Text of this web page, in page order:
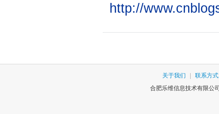
http://
关于我们
联系方式
合肥乐维信息技术有限公